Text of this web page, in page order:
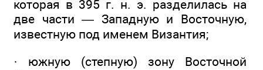
которая в 395 г. н. э. разделилась на
две части — Западную и Восточную,
известную под именем Византия;
· южную (степную) зону Восточной